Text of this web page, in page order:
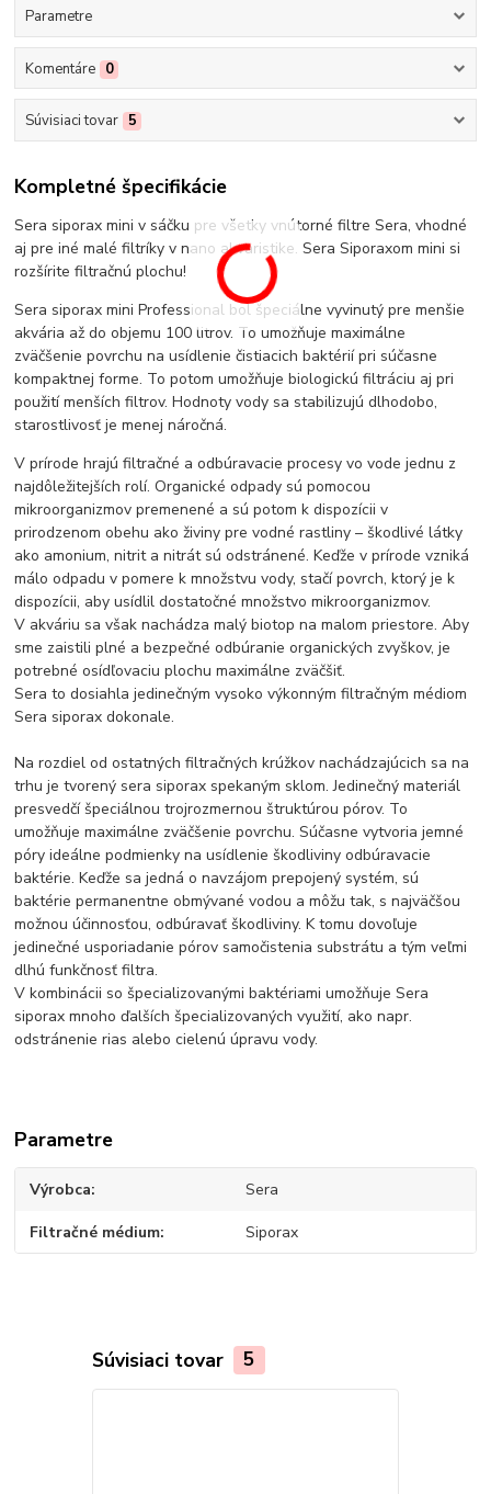
Parametre
Komentáre 0
Súvisiaci tovar 5
Kompletné špecifikácie
Sera siporax mini v sáčku pre všetky vnútorné filtre Sera, vhodné
aj pre iné malé filtríky v nano akvaristike. Sera Siporaxom mini si
rozšírite filtračnú plochu!
Sera siporax mini Professional bol špeciálne vyvinutý pre menšie
akvária až do objemu 100 litrov. To umožňuje maximálne
zväčšenie povrchu na usídlenie čistiacich baktérií pri súčasne
kompaktnej forme. To potom umožňuje biologickú filtráciu aj pri
použití menších filtrov. Hodnoty vody sa stabilizujú dlhodobo,
starostlivosť je menej náročná.
V prírode hrajú filtračné a odbúravacie procesy vo vode jednu z
najdôležitejších rolí. Organické odpady sú pomocou
mikroorganizmov premenené a sú potom k dispozícii v
prirodzenom obehu ako živiny pre vodné rastliny – škodlivé látky
ako amonium, nitrit a nitrát sú odstránené. Keďže v prírode vzniká
málo odpadu v pomere k množstvu vody, stačí povrch, ktorý je k
dispozícii, aby usídlil dostatočné množstvo mikroorganizmov.
V akváriu sa však nachádza malý biotop na malom priestore. Aby
sme zaistili plné a bezpečné odbúranie organických zvyškov, je
potrebné osídľovaciu plochu maximálne zväčšiť.
Sera to dosiahla jedinečným vysoko výkonným filtračným médiom
Sera siporax dokonale.
Na rozdiel od ostatných filtračných krúžkov nachádzajúcich sa na
trhu je tvorený sera siporax spekaným sklom. Jedinečný materiál
presvedčí špeciálnou trojrozmernou štruktúrou pórov. To
umožňuje maximálne zväčšenie povrchu. Súčasne vytvoria jemné
póry ideálne podmienky na usídlenie škodliviny odbúravacie
baktérie. Keďže sa jedná o navzájom prepojený systém, sú
baktérie permanentne obmývané vodou a môžu tak, s najväčšou
možnou účinnosťou, odbúravať škodliviny. K tomu dovoľuje
jedinečné usporiadanie pórov samočistenia substrátu a tým veľmi
dlhú funkčnosť filtra.
V kombinácii so špecializovanými baktériami umožňuje Sera
siporax mnoho ďalších špecializovaných využití, ako napr.
odstránenie rias alebo cielenú úpravu vody.
Parametre
Výrobca Sera
Filtračné médium Siporax
Súvisiaci tovar 5